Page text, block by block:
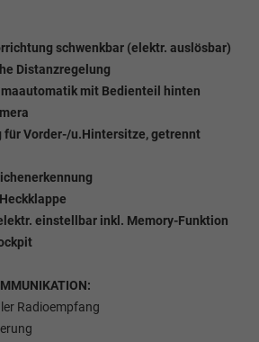
schwenkbar (elektr. auslösbar)
Distanzregelung
mit Bedienteil hinten
für Vorder-/u.Hintersitze, getrennt
einstellbar inkl. Memory-Funktion
Radioempfang